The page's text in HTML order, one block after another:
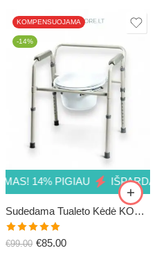
KOMPENSUOJAMA
-14%
14% PIGIAU
Sudedama Tualeto Kėdė KOMO
Įvertinimas:
€99.00 €85.00